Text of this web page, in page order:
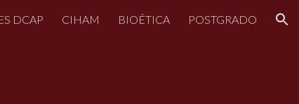
DCAP CIHAM BIOÉTICA POSTGRADO